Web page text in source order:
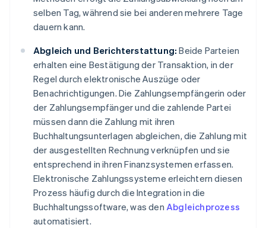
selben Tag, während sie bei anderen mehrere Tage
dauern kann.
Abgleich und Berichterstattung: Beide Parteien
erhalten eine Bestätigung der Transaktion, in der
Regel durch elektronische Auszüge oder
Benachrichtigungen. Die Zahlungsempfängerin oder
der Zahlungsempfänger und die zahlende Partei
müssen dann die Zahlung mit ihren
Buchhaltungsunterlagen abgleichen, die Zahlung mit
der ausgestellten Rechnung verknüpfen und sie
entsprechend in ihren Finanzsystemen erfassen.
Elektronische Zahlungssysteme erleichtern diesen
Prozess häufig durch die Integration in die
Buchhaltungssoftware, was den Abgleichprozess
automatisiert.